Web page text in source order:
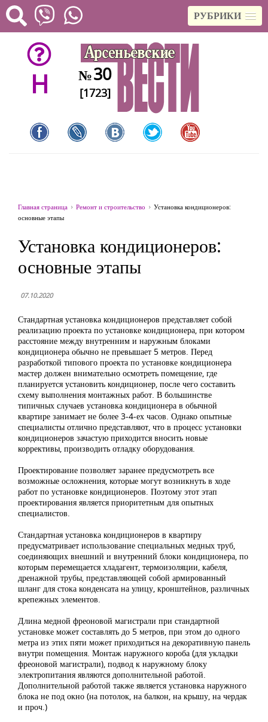
РУБРИКИ
H №30
[1723]
Главная страница Ремонт и строительство
Установка кондиционеров:
основные этапы
Установка кондиционеров:
основные этапы
07.10.2020
Стандартная установка кондиционеров представляет собой
реализацию проекта по установке кондиционера, при котором
расстояние между внутренним и наружным блоками
кондиционера обычно не превышает 5 метров. Перед
разработкой типового проекта по установке кондиционера
мастер должен внимательно осмотреть помещение, где
планируется установить кондиционер, после чего составить
схему выполнения монтажных работ. В большинстве
типичных случаев установка кондиционера в обычной
квартире занимает не более 3-4-ех часов. Однако опытные
специалисты отлично представляют, что в процесс установки
кондиционеров зачастую приходится вносить новые
коррективы, производить отладку оборудования.
Проектирование позволяет заранее предусмотреть все
возможные осложнения, которые могут возникнуть в ходе
работ по установке кондиционеров. Поэтому этот этап
проектирования является приоритетным для опытных
специалистов.
Стандартная установка кондиционеров в квартиру
предусматривает использование специальных медных труб,
соединяющих внешний и внутренний блоки кондиционера, по
которым перемещается хладагент, термоизоляции, кабеля,
дренажной трубы, представляющей собой армированный
шланг для стока конденсата на улицу, кронштейнов, различных
крепежных элементов.
Длина медной фреоновой магистрали при стандартной
установке может составлять до 5 метров, при этом до одного
метра из этих пяти может приходиться на декоративную панель
внутри помещения. Монтаж наружного короба (для укладки
фреоновой магистрали), подвод к наружному блоку
электропитания являются дополнительной работой.
Дополнительной работой также является установка наружного
блока не под окно (на потолок, на балкон, на крышу, на чердак
и проч.)